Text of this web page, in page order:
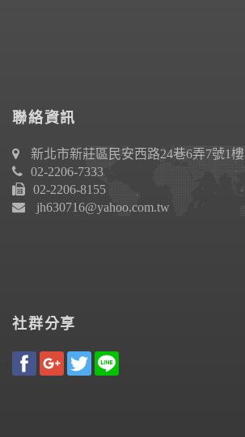
聯絡資訊
新北市新莊區民安西路24巷6弄7號1樓
02-2206-7333
02-2206-8155
jh630716@yahoo.com.tw
社群分享